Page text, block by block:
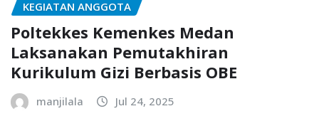
KEGIATAN ANGGOTA
Poltekkes Kemenkes Medan
Laksanakan Pemutakhiran
Kurikulum Gizi Berbasis OBE
manjilala Jul 24, 2025